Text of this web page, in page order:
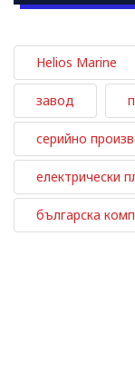
Helios Marine
завод
серийно
електрически
българска